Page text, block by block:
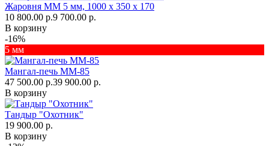
Жаровня ММ 5 мм, 1000 х 350 х 170
10 800.00 р.9 700.00 р.
В корзину
-16%
5 мм
Мангал-печь ММ-85
47 500.00 р.39 900.00 р.
В корзину
Тандыр "Охотник"
19 900.00 р.
В корзину